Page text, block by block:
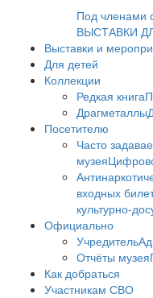
Под членами
ВЫСТАВКИ
Выставки и
Для детей
Коллекции
Редкая книга
Драгметаллы
Посетителю
Часто
музея
входных
культурно-
Официально
Учредитель
Отчёты музея
Как добраться
Участникам СВО